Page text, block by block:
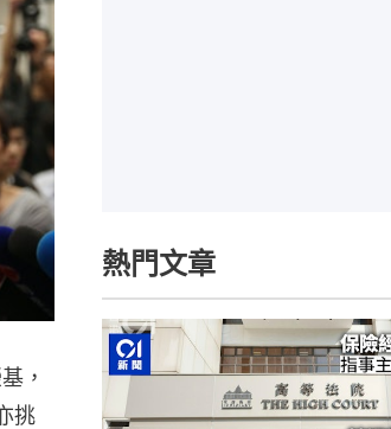
，
挑
熱門文章